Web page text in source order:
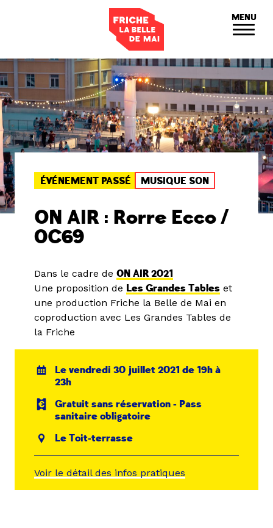
MENU
ÉVÉNEMENT PASSÉ MUSIQUE SON
ON AIR : Rorre Ecco /
0C69
Dans le cadre de ON AIR 2021
Une proposition de Les Grandes Tables et
une production Friche la Belle de Mai en
coproduction avec Les Grandes Tables de
la Friche
Le vendredi 30 juillet 2021 de 19h à
23h
Gratuit sans réservation - Pass
sanitaire obligatoire
Le Toit-terrasse
Voir le détail des infos pratiques
Panneau de gestion des cookies